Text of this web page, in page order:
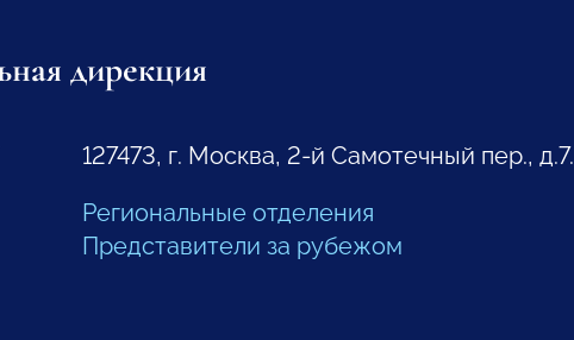
дирекция
127473, г. Москва, 2-й Самотечный пер., д.7.
Региональные отделения
Представители за рубежом